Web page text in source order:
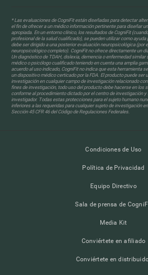
* Las evaluaciones de CogniFit están diseñadas para detectar
el fin de ofrecer a un médico información pertinente para diseñar
apropiada. En un entorno clínico, los resultados de CogniFit
profesional de la salud cualificado), se pueden utilizar como
debe ser dirigido a una posterior evaluación neuropsicológica (por
neuropsicológico completo). CogniFit no ofrece directamente un
Un diagnóstico de TDAH, dislexia, demencia o enfermedad similar
médico o psicólogo cualificado teniendo en cuenta una amplia
acuerdo al uso indicado, CogniFit no indica que esta herramienta
un dispositivo médico certicado por la FDA. El producto puede ser
investigación en cualquier campo de investigación relacionado
fines de investigación, todo uso del producto debe hacerse en los
conforme al procedimiento dictado por el centro de investigación
investigador. Todas estas protecciones para el sujeto humano
inferiores a las requeridas para cualquier sujeto de investigación
Sección 45 CFR 46 del Código de Regulaciones Federales.
Condiciones de Uso
Política de Privacidad
Equipo Directivo
Sala de prensa de
Media Kit
Conviértete en afiliado
Conviértete en